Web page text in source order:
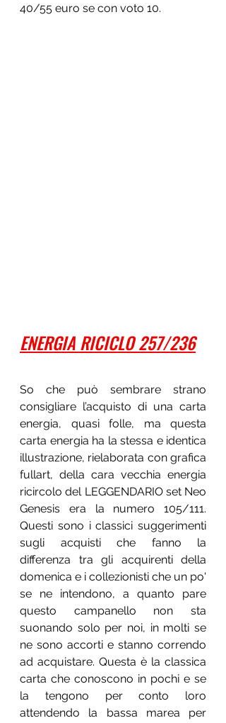
40/55 euro se con voto 10.
ENERGIA RICICLO 257/236
So che può sembrare strano
consigliare l’acquisto di una carta
energia, quasi folle, ma questa
carta energia ha la stessa e identica
illustrazione, rielaborata con grafica
fullart, della cara vecchia energia
ricircolo del LEGGENDARIO set Neo
Genesis era la numero 105/111.
Questi sono i classici suggerimenti
sugli acquisti che fanno la
differenza tra gli acquirenti della
domenica e i collezionisti che un po'
se ne intendono, a quanto pare
questo campanello non sta
suonando solo per noi, in molti se
ne sono accorti e stanno correndo
ad acquistare. Questa è la classica
carta che conoscono in pochi e se
la tengono per conto loro
attendendo la bassa marea per